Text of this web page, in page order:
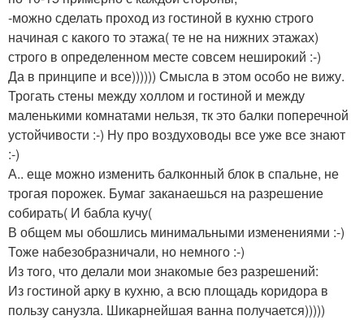
-можно сделать проход из гостиной в кухню строго
начиная с какого то этажа( те не на нижних этажах)
строго в определенном месте совсем неширокий :-)
Да в принципе и все)))))) Смысла в этом особо не вижу.
Трогать стены между холлом и гостиной и между
маленькими комнатами нельзя, тк это балки поперечной
устойчивости :-) Ну про воздуховоды все уже все знают
:-)
А.. еще можно изменить балконный блок в спальне, не
трогая порожек. Бумаг заканаешься на разрешение
собирать( И бабла кучу(
В общем мы обошлись минимальными изменениями :-)
Тоже набезобразничали, но немного :-)
Из того, что делали мои знакомые без разрешений:
Из гостиной арку в кухню, а всю площадь коридора в
пользу санузла. Шикарнейшая ванна получается)))))